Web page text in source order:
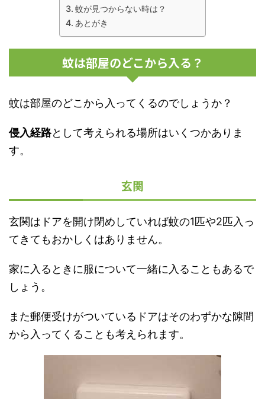
蚊が見つからない時は？
あとがき
蚊は部屋のどこから入る？
蚊は部屋のどこから入ってくるのでしょうか？
侵入経路として考えられる場所はいくつかありま
す。
玄関
玄関はドアを開け閉めしていれば蚊の1匹や2匹入っ
てきてもおかしくはありません。
家に入るときに服について一緒に入ることもあるで
しょう。
また郵便受けがついているドアはそのわずかな隙間
から入ってくることも考えられます。